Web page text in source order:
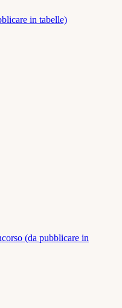
in tabelle)
(da pubblicare in